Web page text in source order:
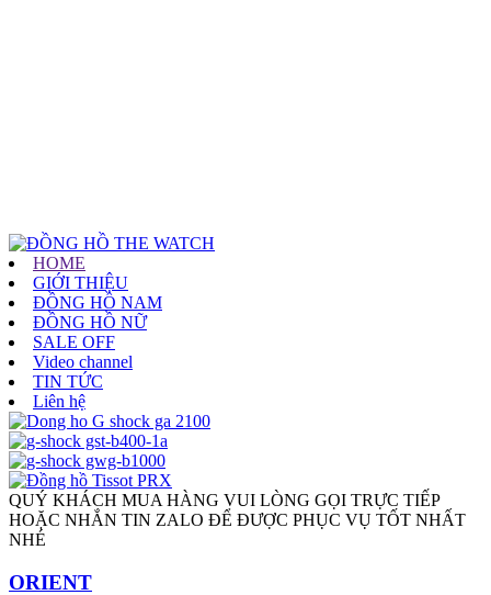
HOME
GIỚI THIỆU
ĐỒNG HỒ NAM
ĐỒNG HỒ NỮ
SALE OFF
Video channel
TIN TỨC
Liên hệ
QUÝ KHÁCH MUA HÀNG VUI LÒNG GỌI TRỰC TIẾP
HOẶC NHẮN TIN ZALO ĐỂ ĐƯỢC PHỤC VỤ TỐT NHẤT
NHÉ
ORIENT